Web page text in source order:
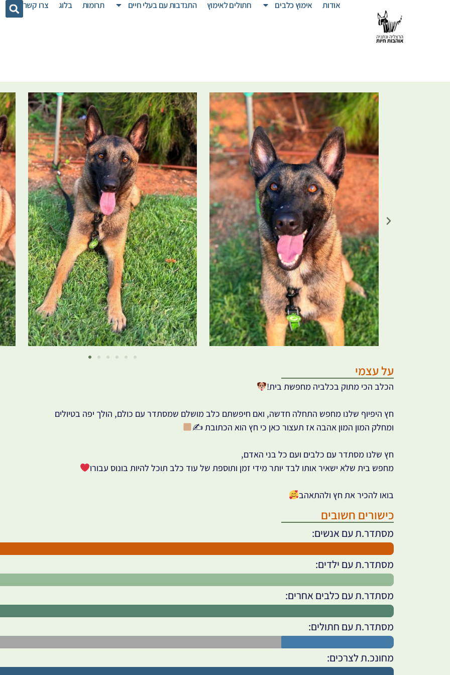
אודות אימוץ כלבים חתולים לאימוץ התנדבות עם בעלי חיים תרומות בלוג צרו קשר
על עצמי
הכלב הכי מתוק בכלביה מחפשת בית!
חץ היפיוף שלנו מחפש התחלה חדשה, ואם חיפשתם כלב מושלם שמסתדר עם כולם, הולך יפה בטיולים
ומחלק המון המון אהבה אז תעצור כאן כי חץ הוא הכתובת ✍
חץ שלנו מסתדר עם כלבים ועם כל בני האדם,
מחפש בית שלא ישאיר אותו לבד יותר מידי זמן ותוספת של עוד כלב תוכל להיות בונוס עבורו
בואו להכיר את חץ ולהתאהב
כישורים חשובים
מסתדר.ת עם אנשים:
מסתדר.ת עם ילדים:
מסתדר.ת עם כלבים אחרים:
מסתדר.ת עם חתולים:
מחונכ.ת לצרכים: